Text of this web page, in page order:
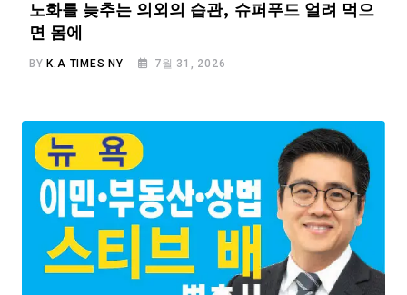
노화를 늦추는 의외의 습관, 슈퍼푸드 얼려 먹으
면 몸에
BYK.A TIMES NY 7월 31, 2026